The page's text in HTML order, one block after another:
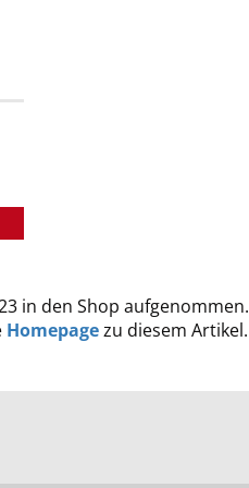
in den Shop aufgenommen.
Homepagezu diesem Artikel.